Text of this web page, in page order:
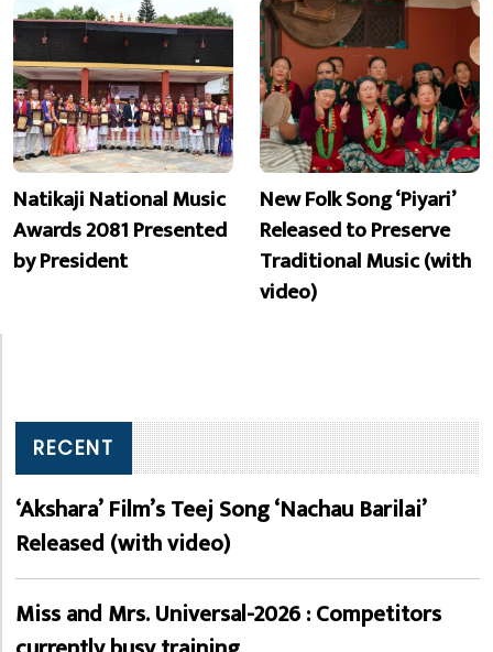
Natikaji National Music
Awards 2081 Presented
by President
New Folk Song ‘Piyari’
Released to Preserve
Traditional Music (with
video)
RECENT
‘Akshara’ Film’s Teej Song ‘Nachau Barilai’
Released (with video)
Miss and Mrs. Universal-2026 : Competitors